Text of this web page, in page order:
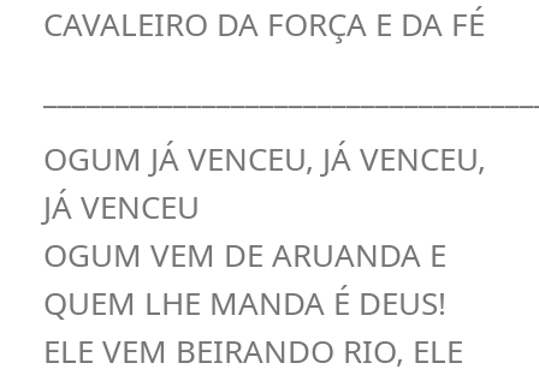
CAVALEIRO DA FORÇA E DA FÉ
OGUM JÁ VENCEU, JÁ VENCEU,
JÁ VENCEU
OGUM VEM DE ARUANDA E
QUEM LHE MANDA É DEUS!
ELE VEM BEIRANDO RIO, ELE